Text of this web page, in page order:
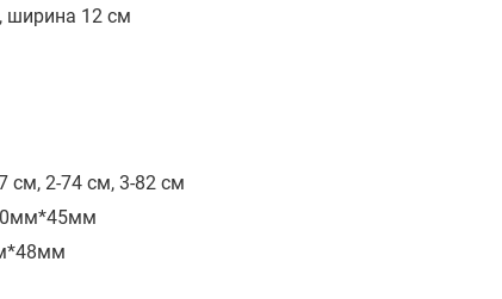
ширина 12 см
см, 2-74 см, 3-82 см